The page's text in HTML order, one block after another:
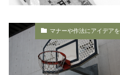
マナーや作法にアイデアを